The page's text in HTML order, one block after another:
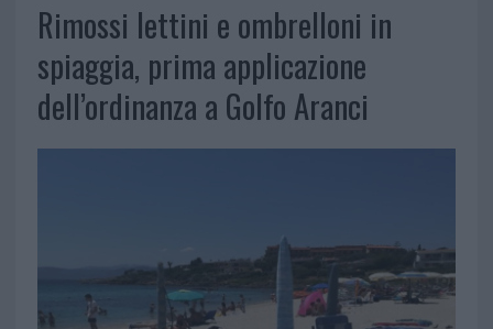
Rimossi lettini e ombrelloni in
spiaggia, prima applicazione
dell’ordinanza a Golfo Aranci